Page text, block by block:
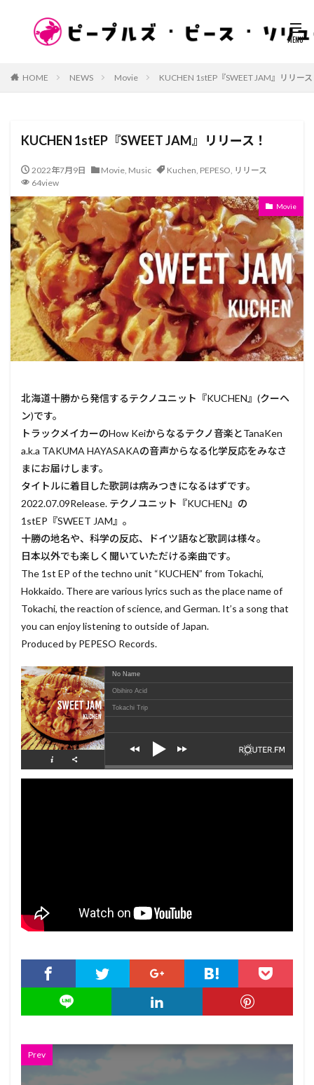
HOME NEWS Movie KUCHEN 1stEP『SWEET JAM』リリー
KUCHEN 1stEP『SWEET JAM』リリース！
2022年7月9日 Movie, Music Kuchen, PEPESO, リリース
64view
Movie
北海道十勝から発信するテクノユニット『KUCHEN』(クーヘ
ン)です。
トラックメイカーのHow Keiからなるテクノ音楽とTanaKen
a.k.a TAKUMA HAYASAKAの音声からなる化学反応をみなさ
まにお届けします。
タイトルに着目した歌詞は病みつきになるはずです。
2022.07.09Release. テクノユニット『KUCHEN』の
1stEP『SWEET JAM』。
十勝の地名や、科学の反応、ドイツ語など歌詞は様々。
日本以外でも楽しく聞いていただける楽曲です。
The 1st EP of the techno unit “KUCHEN” from Tokachi,
Hokkaido. There are various lyrics such as the place name of
Tokachi, the reaction of science, and German. It’s a song that
you can enjoy listening to outside of Japan.
Produced by PEPESO Records.
Prev